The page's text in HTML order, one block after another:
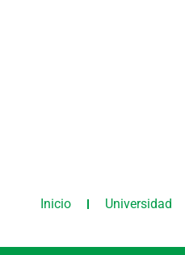
Inicio Universidad